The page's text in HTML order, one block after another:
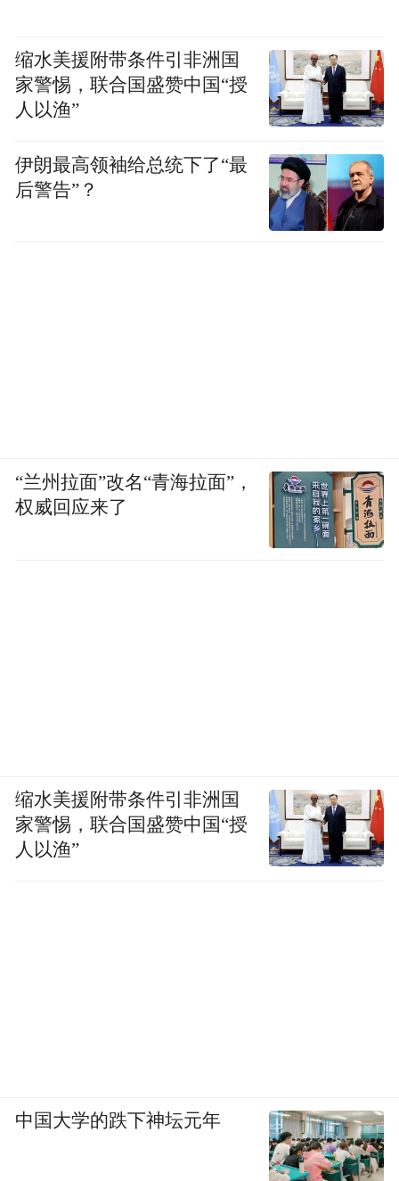
缩水美援附带条件引非洲国
家警惕，联合国盛赞中国“授
人以渔”
伊朗最高领袖给总统下了“最
后警告”？
“兰州拉面”改名“青海拉面”，
权威回应来了
缩水美援附带条件引非洲国
家警惕，联合国盛赞中国“授
人以渔”
中国大学的跌下神坛元年